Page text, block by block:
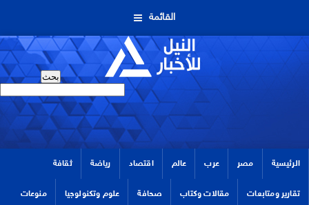
القائمة
الرئيسية مصر عرب عالم اقتصاد رياضة ثقافة
تقارير ومتابعات مقالات وكتاب صحافة علوم وتكنولوجيا منوعات